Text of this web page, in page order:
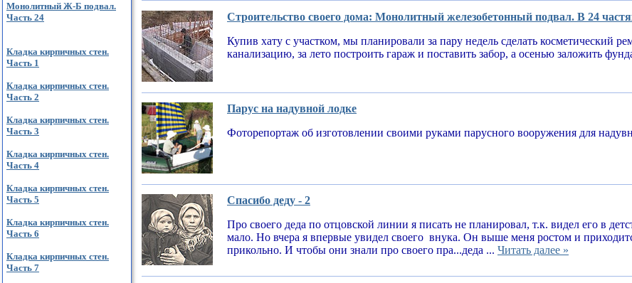
Монолитный Ж-Б подвал.
Часть 24
Кладка кирпичных стен.
Часть 1
Кладка кирпичных стен.
Часть 2
Кладка кирпичных стен.
Часть 3
Кладка кирпичных стен.
Часть 4
Кладка кирпичных стен.
Часть 5
Кладка кирпичных стен.
Часть 6
Кладка кирпичных стен.
Часть 7
Строительство своего дома: Монолитный железобетонный подвал. В 24
Купив хату с участком, мы планировали за пару недель сделать косметический
канализацию, за лето построить гараж и поставить забор, а осенью заложить
Парус на надувной лодке
Фоторепортаж об изготовлении своими руками парусного вооружения для
Спасибо деду - 2
Про своего деда по отцовской линии я писать не планировал, т.к. видел его в
мало. Но вчера я впервые увидел своего внука. Он выше меня ростом и
прикольно. И чтобы они знали про своего пра...деда ... Читать далее »